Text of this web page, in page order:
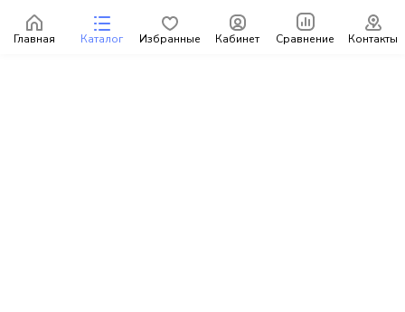
Главная Каталог Избранные Кабинет Сравнение Контакты